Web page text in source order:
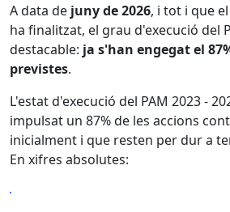
A data de juny de 2026, i tot i que
ha finalitzat, el grau d'execució del
destacable: ja s'han engegat el
previstes.
L'estat d'execució del PAM 2023 -
impulsat un 87% de les accions
inicialment i que resten per dur a
En xifres absolutes: